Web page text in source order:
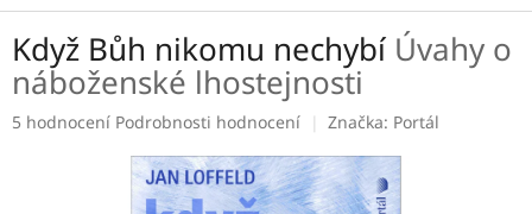
Když Bůh nikomu nechybí Úvahy o
náboženské lhostejnosti
Průměrné
5 hodnocení Podrobnosti hodnocení Značka: Portál